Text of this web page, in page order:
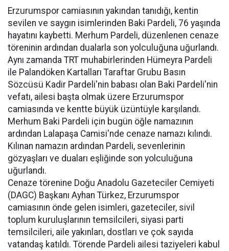
Erzurumspor camiasının yakından tanıdığı, kentin
sevilen ve saygın isimlerinden Baki Pardeli, 76 yaşında
hayatını kaybetti. Merhum Pardeli, düzenlenen cenaze
töreninin ardından dualarla son yolculuğuna uğurlandı.
Aynı zamanda TRT muhabirlerinden Hümeyra Pardeli
ile Palandöken Kartalları Taraftar Grubu Basın
Sözcüsü Kadir Pardeli'nin babası olan Baki Pardeli'nin
vefatı, ailesi başta olmak üzere Erzurumspor
camiasında ve kentte büyük üzüntüyle karşılandı.
Merhum Baki Pardeli için bugün öğle namazının
ardından Lalapaşa Camisi'nde cenaze namazı kılındı.
Kılınan namazın ardından Pardeli, sevenlerinin
gözyaşları ve duaları eşliğinde son yolculuğuna
uğurlandı.
Cenaze törenine Doğu Anadolu Gazeteciler Cemiyeti
(DAGC) Başkanı Ayhan Türkez, Erzurumspor
camiasının önde gelen isimleri, gazeteciler, sivil
toplum kuruluşlarının temsilcileri, siyasi parti
temsilcileri, aile yakınları, dostları ve çok sayıda
vatandaş katıldı. Törende Pardeli ailesi taziyeleri kabul